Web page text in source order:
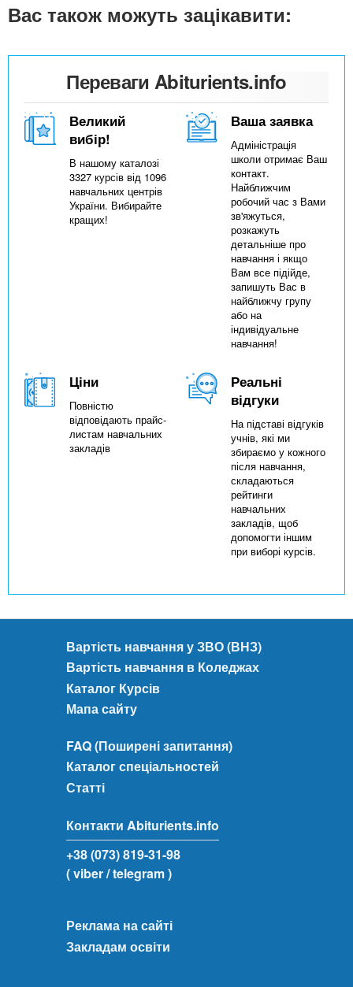
Вас також можуть зацікавити:
Переваги Abiturients.info
Великий
вибір!
В нашому каталозі
3327 курсів від 1096
навчальних центрів
України. Вибирайте
кращих!
Ваша заявка
Адміністрація
школи отримає Ваш
контакт.
Найближчим
робочий час з Вами
зв'яжуться,
розкажуть
детальніше про
навчання і якщо
Вам все підійде,
запишуть Вас в
найближчу групу
або на
індивідуальне
навчання!
Ціни
Повністю
відповідають прайс-
листам навчальних
закладів
Реальні
відгуки
На підставі відгуків
учнів, які ми
збираємо у кожного
після навчання,
складаються
рейтинги
навчальних
закладів, щоб
допомогти іншим
при виборі курсів.
Вартість навчання у ЗВО (ВНЗ)
Вартість навчання в Коледжах
Каталог Курсів
Мапа сайту
FAQ (Поширені запитання)
Каталог спеціальностей
Статті
Контакти Abiturients.info
+38 (073) 819-31-98
( viber/ telegram )
Реклама на сайті
Закладам освіти